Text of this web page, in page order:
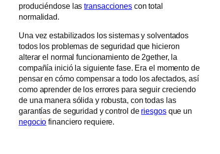
produciéndose lastransaccionescon total
normalidad.
Una vez estabilizados los sistemas y solventados
todos los problemas de seguridad que hicieron
alterar el normal funcionamiento de 2gether, la
compañía inició la siguiente fase. Era el momento de
pensar en cómo compensar a todo los afectados, así
como aprender de los errores para seguir creciendo
de una manera sólida y robusta, con todas las
garantías de seguridad y control de riesgosque un
negocio financiero requiere.